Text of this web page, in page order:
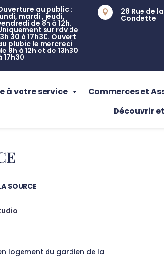
 28 Rue de
Condette
au public :
mardi , jeudi,
de 8h à 12h.
sur rdv de
30 à 17h30. Ouvert
plubic le mercredi
8h à 12h et de 13h30
17h30
à votre service
Commerces et
Découvrir
SOURCE
logement du gardien de la